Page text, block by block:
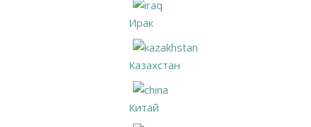
Ирак
Казахстан
Китай